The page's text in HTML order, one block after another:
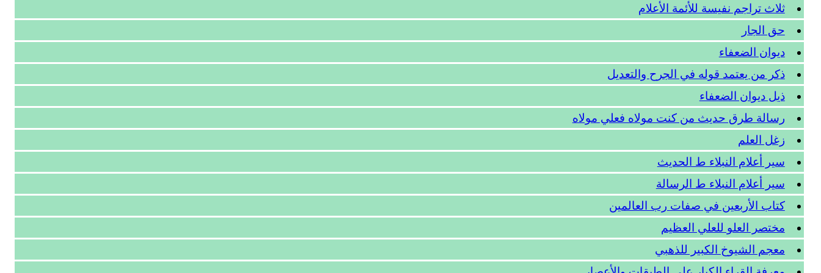
ثلاث تراجم نفيسة للأئمة الأعلام
حق الجار
ديوان الضعفاء
ذكر من يعتمد قوله في الجرح والتعديل
ذيل ديوان الضعفاء
رسالة طرق حديث من كنت مولاه فعلي مولاه
زغل العلم
سير أعلام النبلاء ط الحديث
سير أعلام النبلاء ط الرسالة
كتاب الأربعين في صفات رب العالمين
مختصر العلو للعلي العظيم
معجم الشيوخ الكبير للذهبي